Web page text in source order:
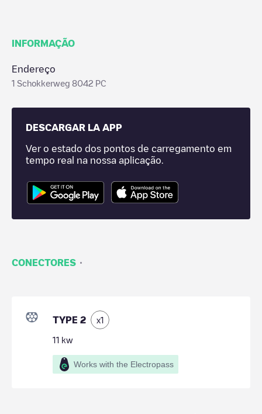
INFORMAÇÃO
Endereço
1 Schokkerweg 8042 PC
DESCARGAR LA APP
Ver o estado dos pontos de carregamento em
tempo real na nossa aplicação.
CONECTORES ·
TYPE 2 x1
11 kw
Works with the Electropass